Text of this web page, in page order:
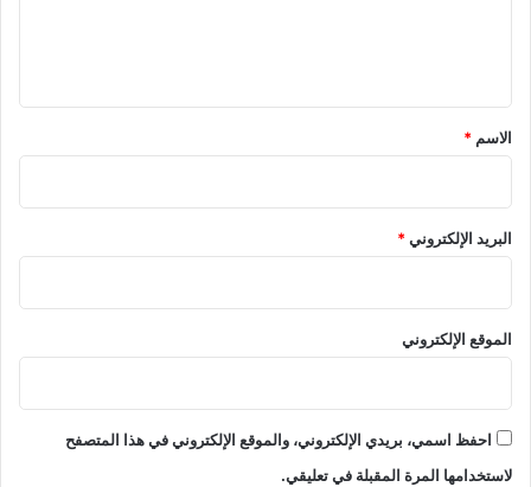
*
الاسم *
البريد الإلكتروني*
الموقع الإلكتروني
احفظ اسمي، بريدي الإلكتروني، والموقع الإلكتروني في هذا المتصفح
لاستخدامها المرة المقبلة في تعليقي.